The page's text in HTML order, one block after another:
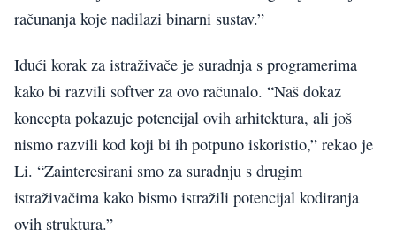
računanja koje nadilazi binarni sustav.”
Idući korak za istraživače je suradnja s programerima
kako bi razvili softver za ovo računalo. “Naš dokaz
koncepta pokazuje potencijal ovih arhitektura, ali još
nismo razvili kod koji bi ih potpuno iskoristio,” rekao je
Li. “Zainteresirani smo za suradnju s drugim
istraživačima kako bismo istražili potencijal kodiranja
ovih struktura.”